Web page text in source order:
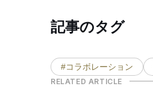
記事のタグ
#コラボレーション
RELATED ARTICLE